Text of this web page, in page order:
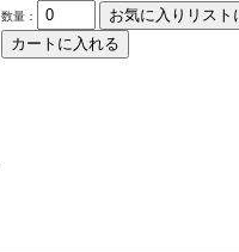
数量：
お気に入りリスト
カートに入れる